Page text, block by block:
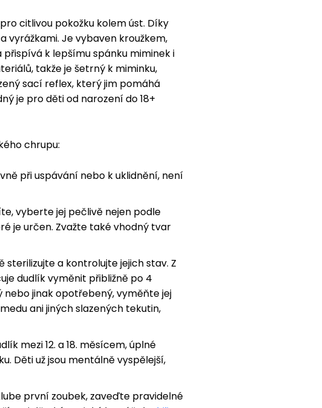
citlivou pokožku kolem úst. Díky
Je vybaven kroužkem,
k lepšímu spánku miminek i
takže je šetrný k miminku,
sací reflex, který jim pomáhá
je pro děti od narození do 18+
chrupu:
při uspávání nebo k uklidnění, není
vyberte jej pečlivě nejen podle
je určen. Zvažte také vhodný tvar
sterilizujte a kontrolujte jejich stav. Z
dudlík vyměnit přibližně po 4
nebo jinak opotřebený, vyměňte jej
ani jiných slazených tekutin,
mezi 12. a 18. měsícem, úplné
Děti už jsou mentálně vyspělejší,
první zoubek, zaveďte pravidelné